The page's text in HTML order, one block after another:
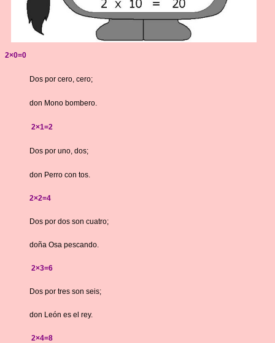
2×0=0
Dos por cero, cero;
don Mono bombero.
2×1=2
Dos por uno, dos;
don Perro con tos.
2×2=4
Dos por dos son cuatro;
doña Osa pescando.
2×3=6
Dos por tres son seis;
don León es el rey.
2×4=8